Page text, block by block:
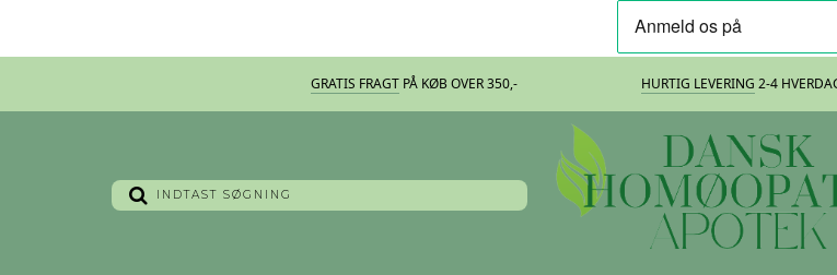
GRATIS FRAGTPÅ KØB OVER 350,- HURTIG LEVERING 2-4